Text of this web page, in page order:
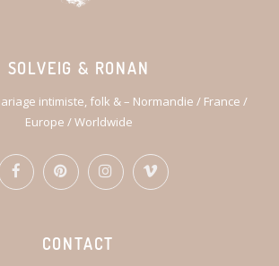
SOLVEIG & RONAN
intimiste, folk & – Normandie / France /
Europe / Worldwide
CONTACT